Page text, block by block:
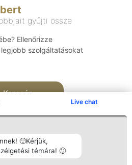
Live chat
🙂Kérjük,
témára! 🙂
gyűjti össze
Ellenőrizze
szolgáltatásokat
Keresés